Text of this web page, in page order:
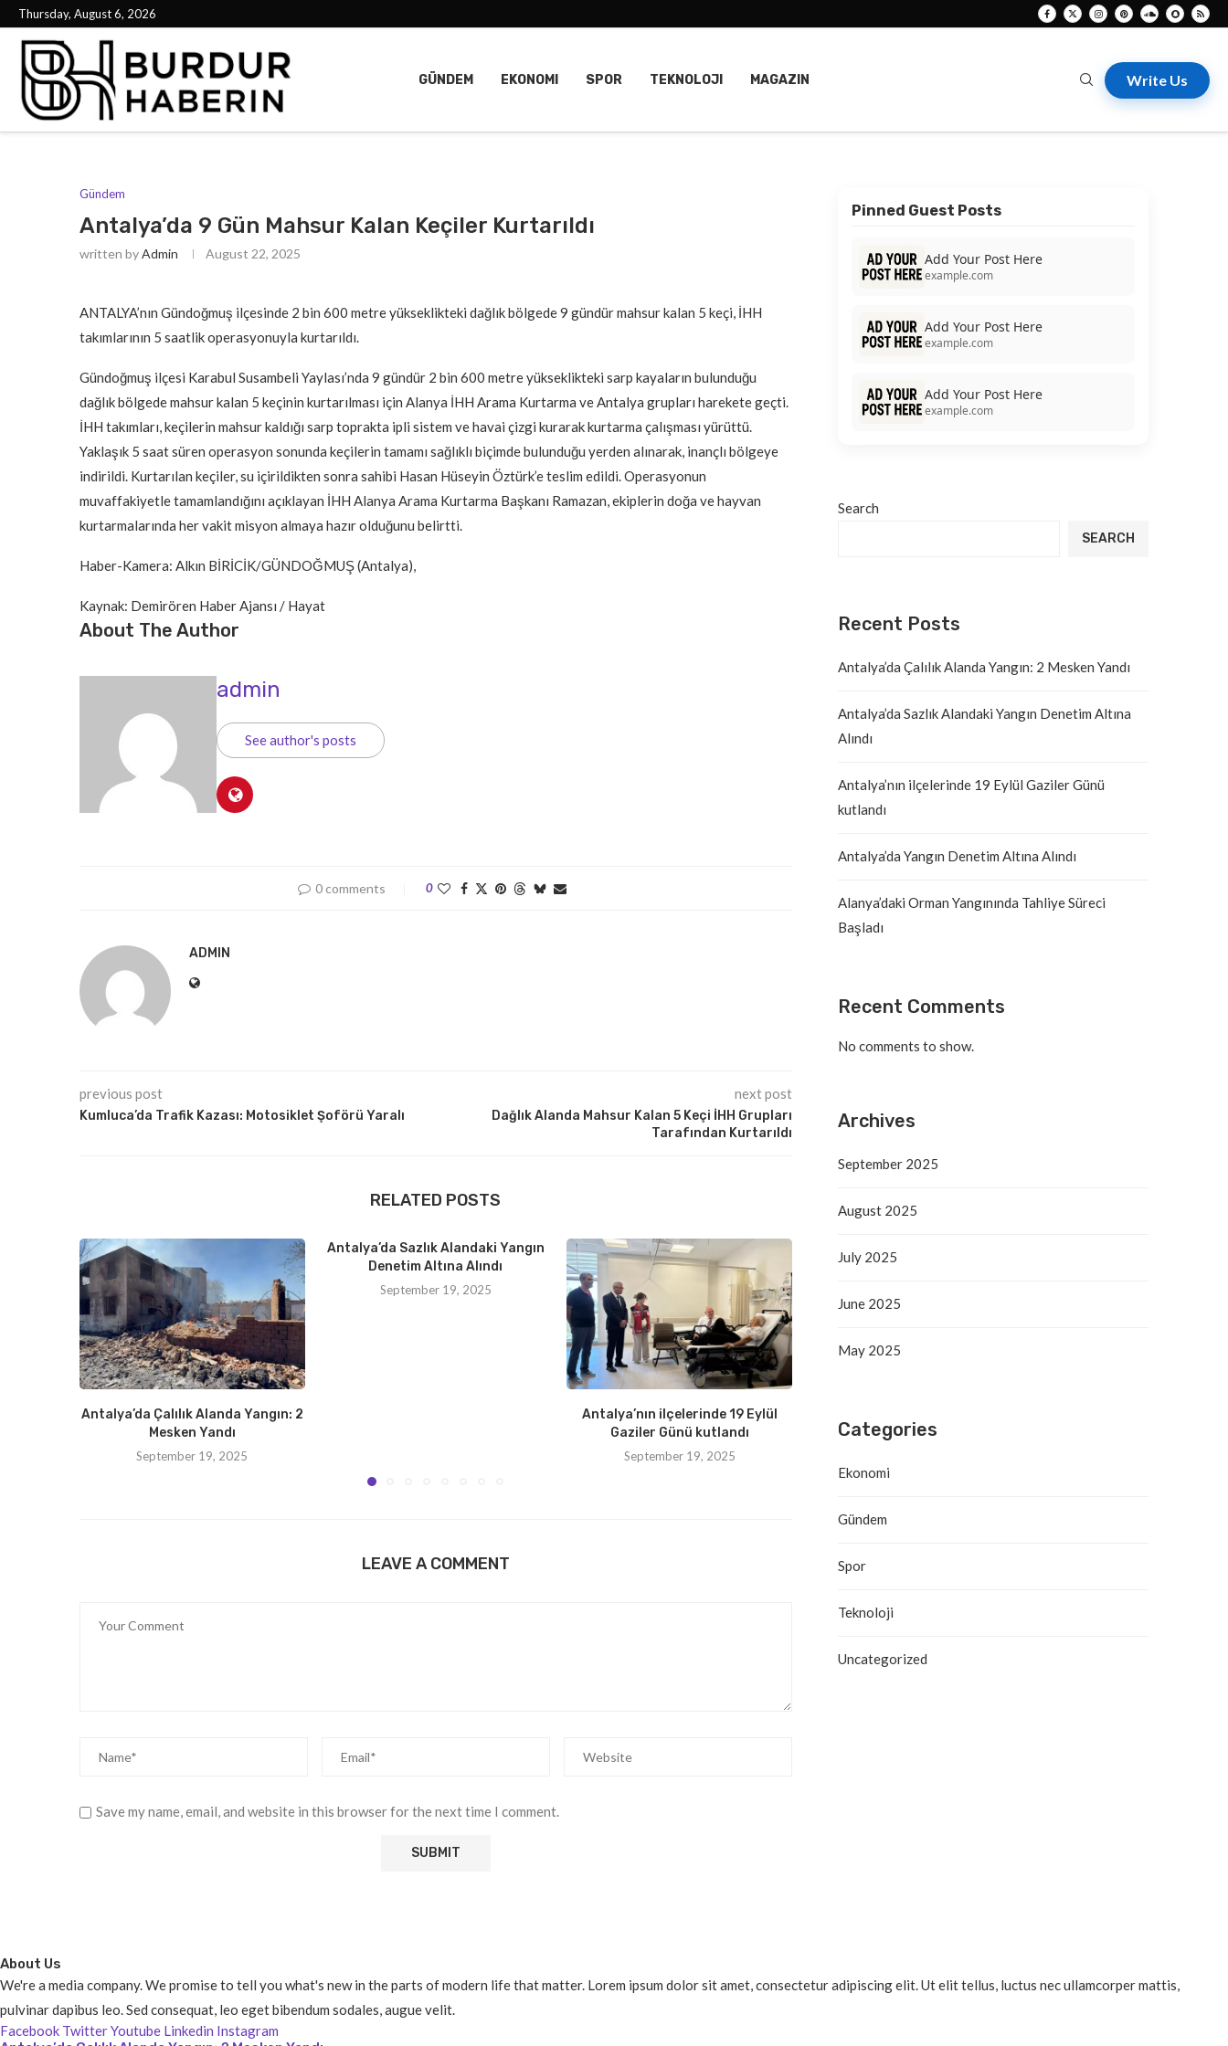
Thursday, August 6, 2026
GÜNDEM EKONOMI SPOR TEKNOLOJI MAGAZIN Write Us
Gündem
Antalya’da 9 Gün Mahsur Kalan Keçiler Kurtarıldı
written byAdmin August 22, 2025
ANTALYA’nın Gündoğmuş ilçesinde 2 bin 600 metre yükseklikteki dağlık bölgede 9 gündür mahsur kalan 5 keçi, İHH
takımlarının 5 saatlik operasyonuyla kurtarıldı.
Gündoğmuş ilçesi Karabul Susambeli Yaylası’nda 9 gündür 2 bin 600 metre yükseklikteki sarp kayaların bulunduğu
dağlık bölgede mahsur kalan 5 keçinin kurtarılması için Alanya İHH Arama Kurtarma ve Antalya grupları harekete geçti.
İHH takımları, keçilerin mahsur kaldığı sarp toprakta ipli sistem ve havai çizgi kurarak kurtarma çalışması yürüttü.
Yaklaşık 5 saat süren operasyon sonunda keçilerin tamamı sağlıklı biçimde bulunduğu yerden alınarak, inançlı bölgeye
indirildi. Kurtarılan keçiler, su içirildikten sonra sahibi Hasan Hüseyin Öztürk’e teslim edildi. Operasyonun
muvaffakiyetle tamamlandığını açıklayan İHH Alanya Arama Kurtarma Başkanı Ramazan, ekiplerin doğa ve hayvan
kurtarmalarında her vakit misyon almaya hazır olduğunu belirtti.
Haber-Kamera: Alkın BİRİCİK/GÜNDOĞMUŞ (Antalya),
Kaynak: Demirören Haber Ajansı / Hayat
About The Author
admin
See author's posts
0 comments 0
ADMIN
previous post
Kumluca’da Trafik Kazası: Motosiklet Şoförü Yaralı
next post
Dağlık Alanda Mahsur Kalan 5 Keçi İHH Grupları
Tarafından Kurtarıldı
RELATED POSTS
Antalya’da Çalılık Alanda Yangın: 2
Mesken Yandı
September 19, 2025
Antalya’da Sazlık Alandaki Yangın
Denetim Altına Alındı
September 19, 2025
Antalya’nın ilçelerinde 19 Eylül
Gaziler Günü kutlandı
September 19, 2025
LEAVE A COMMENT
Save my name, email, and website in this browser for the next time I comment.
Pinned Guest Posts
Add Your Post Here
example.com
Add Your Post Here
example.com
Add Your Post Here
example.com
Search
SEARCH
Recent Posts
Antalya’da Çalılık Alanda Yangın: 2 Mesken Yandı
Antalya’da Sazlık Alandaki Yangın Denetim Altına
Alındı
Antalya’nın ilçelerinde 19 Eylül Gaziler Günü
kutlandı
Antalya’da Yangın Denetim Altına Alındı
Alanya’daki Orman Yangınında Tahliye Süreci
Başladı
Recent Comments
No comments to show.
Archives
September 2025
August 2025
July 2025
June 2025
May 2025
Categories
Ekonomi
Gündem
Spor
Teknoloji
Uncategorized
About Us
We're a media company. We promise to tell you what's new in the parts of modern life that matter. Lorem ipsum dolor sit amet, consectetur adipiscing elit. Ut elit tellus, luctus nec ullamcorper mattis,
pulvinar dapibus leo. Sed consequat, leo eget bibendum sodales, augue velit.
Facebook TwitterYoutube Linkedin Instagram